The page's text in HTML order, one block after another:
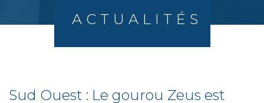
ACTUALITÉS
Sud Ouest : Le gourou Zeus est